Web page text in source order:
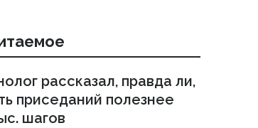
рассказал, правда ли,
приседаний полезнее
шагов